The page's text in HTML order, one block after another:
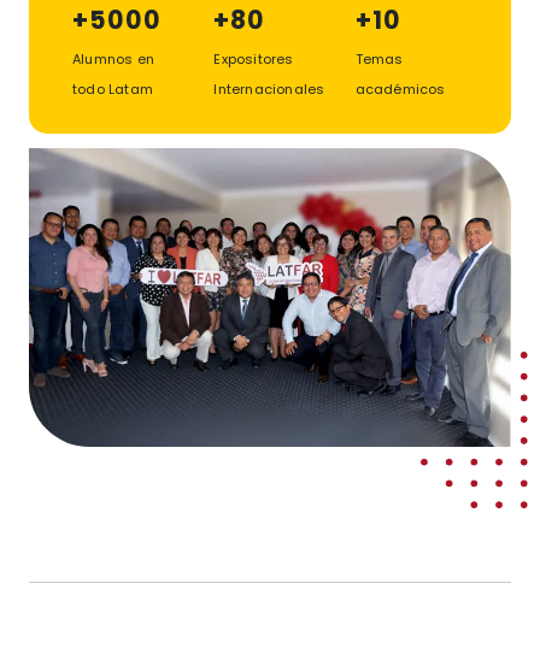
+5000
Alumnos en
todo Latam
+80
Expositores
Internacionales
+10
Temas
académicos